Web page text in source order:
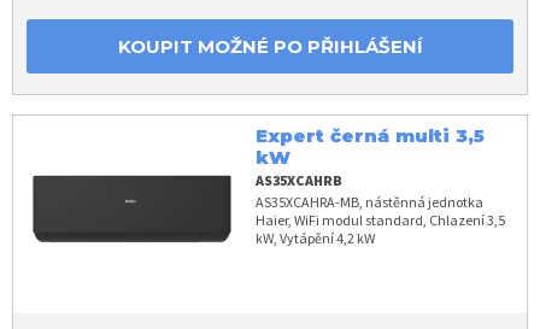
KOUPIT MOŽNÉ PO PŘIHLÁŠENÍ
Expert černá multi 3,5
kW
AS35XCAHRB
AS35XCAHRA-MB, nástěnná jednotka
Haier, WiFi modul standard, Chlazení 3,5
kW, Vytápění 4,2 kW